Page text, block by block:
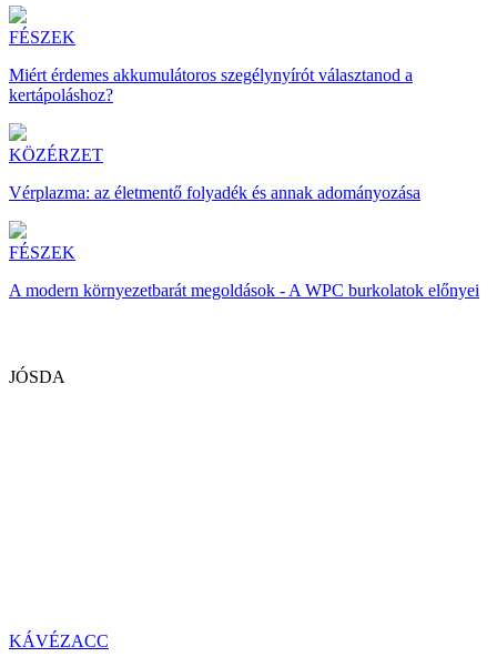
FÉSZEK
Miért érdemes akkumulátoros szegélynyírót választanod a
kertápoláshoz?
KÖZÉRZET
Vérplazma: az életmentő folyadék és annak adományozása
FÉSZEK
A modern környezetbarát megoldások - A WPC burkolatok előnyei
JÓSDA
KÁVÉZACC